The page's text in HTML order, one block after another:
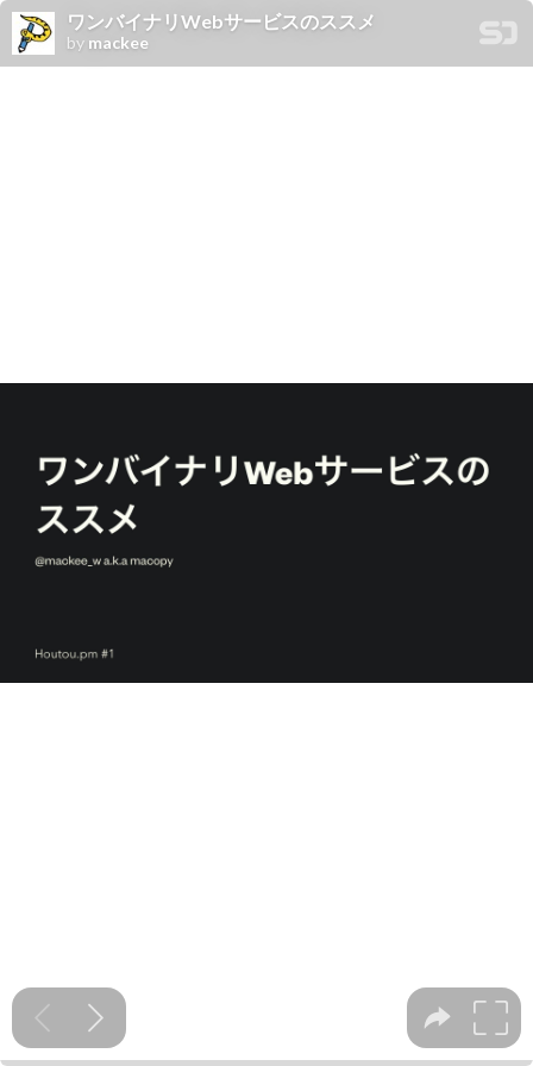
ワンバイナリWebサービスのススメ
by mackee